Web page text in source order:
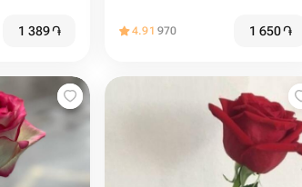
1 389֏ 4.91 970 1 650֏